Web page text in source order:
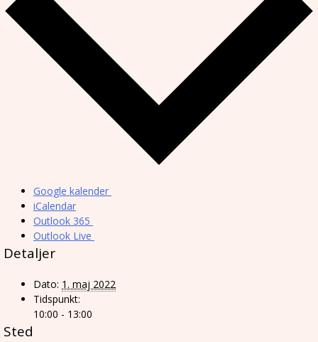
Google kalender
iCalendar
Outlook 365
Outlook Live
Detaljer
Dato: 1. maj 2022
Tidspunkt:
10:00 - 13:00
Sted